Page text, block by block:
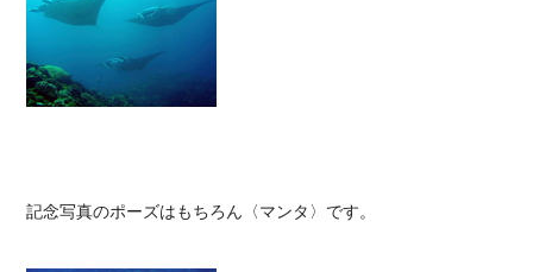
記念写真のポーズはもちろん〈マンタ〉です。